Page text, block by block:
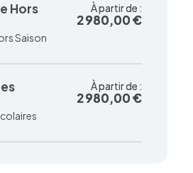
Hors
Saison
À partir de :
2 980,00 €
À partir de :
2 980,00 €
À partir de :
2 980,00 €
À partir de :
2 980,00 €